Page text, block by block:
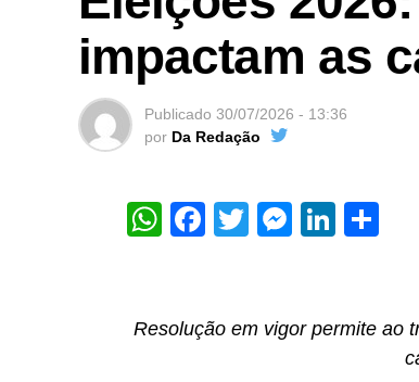
impactam as
Publicado 30/07/2026 - 13:36
por Da Redação
WhatsApp
Facebook
Twitter
Resolução em vigor permite ao